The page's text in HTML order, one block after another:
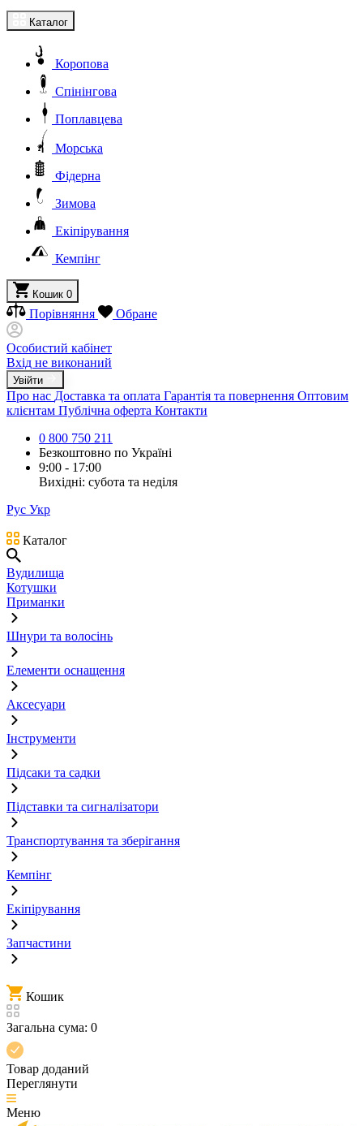
Каталог
Коропова
Спінінгова
Поплавцева
Морська
Фідерна
Зимова
Екіпірування
Кемпінг
Кошик 0
Порівняння Обране
Особистий кабінет
Вхід не виконаний
Увійти
Про нас Доставка та оплата Гарантія та повернення Оптовим
клієнтам Публічна оферта Контакти
0 800 750 211
Безкоштовно по Україні
9:00 - 17:00
Вихідні: субота та неділя
Рус Укр
Каталог
Вудилища
Котушки
Приманки
Шнури та волосінь
Елементи оснащення
Аксесуари
Інструменти
Підсаки та садки
Підставки та сигналізатори
Транспортування та зберігання
Кемпінг
Екіпірування
Запчастини
Кошик
Загальна сума: 0
Товар доданий
Переглянути
Меню